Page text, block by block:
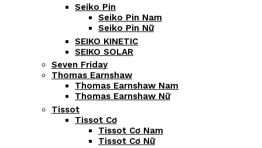
Seiko Pin
Seiko Pin Nam
Seiko Pin Nữ
SEIKO KINETIC
SEIKO SOLAR
Seven Friday
Thomas Earnshaw
Thomas Earnshaw Nam
Thomas Earnshaw Nữ
Tissot
Tissot Cơ
Tissot Cơ Nam
Tissot Cơ Nữ